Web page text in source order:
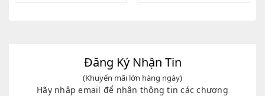
Đăng Ký Nhận Tin
(Khuyến mãi lớn hàng ngày)
Hãy nhập email để nhận thông tin các chương